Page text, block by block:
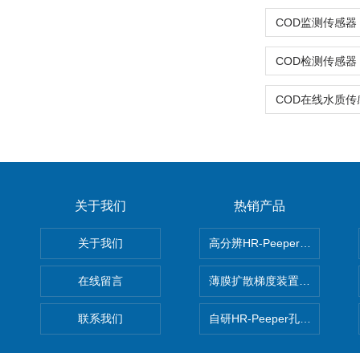
关于我们
关于我们
在线留言
联系我们
热销产品
高分辨HR-Peeper采样器孔隙
薄膜扩散梯度装置 Agl DGT
自研HR-Peeper孔隙水采样器